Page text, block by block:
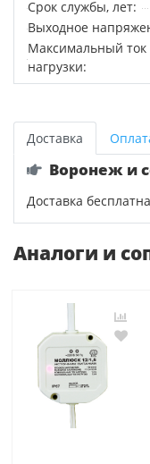
Срок службы, лет:
Выходное
Максимальный ток
нагрузки:
Доставка
Воронеж и
Доставка
Аналоги и